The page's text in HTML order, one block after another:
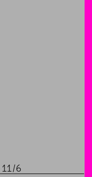
11/6